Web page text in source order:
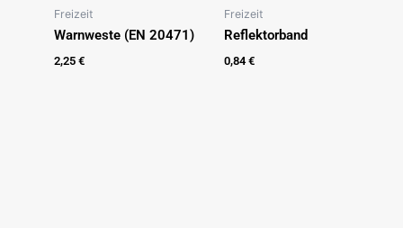
Freizeit
Warnweste (EN 20471)
2,25 €
Freizeit
Reflektorband
0,84€